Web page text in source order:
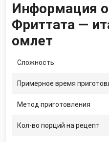
Информация о
Фриттата —
омлет
Сложность
Примерное время
Метод приготовления
Кол-во порций на рецепт